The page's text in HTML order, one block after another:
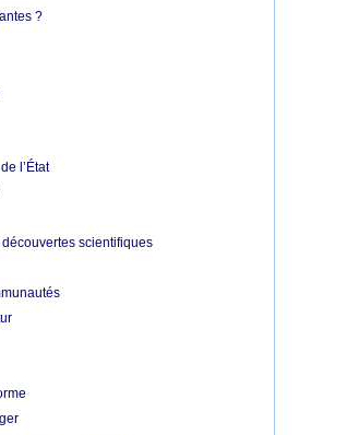
?
l’État
scientifiques